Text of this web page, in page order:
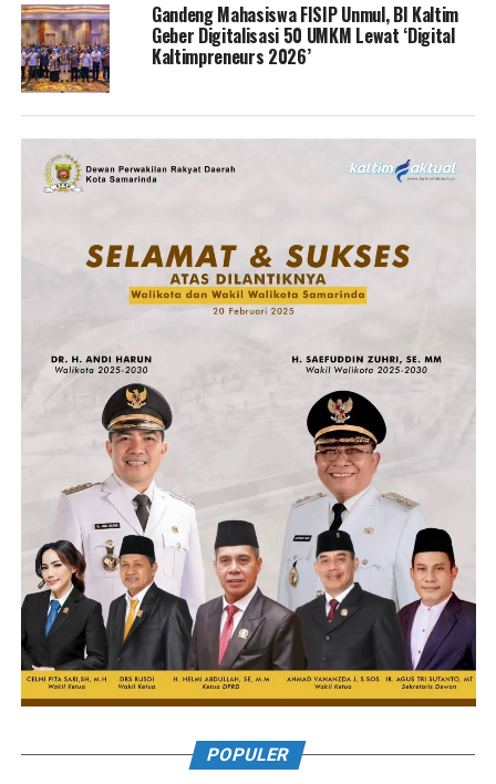
Gandeng Mahasiswa FISIP Unmul, BI Kaltim
Geber Digitalisasi 50 UMKM Lewat ‘Digital
Kaltimpreneurs 2026’
POPULER